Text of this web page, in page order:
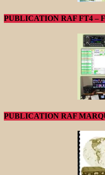
PUBLICATION RAF FT4 –
PUBLICATION RAF